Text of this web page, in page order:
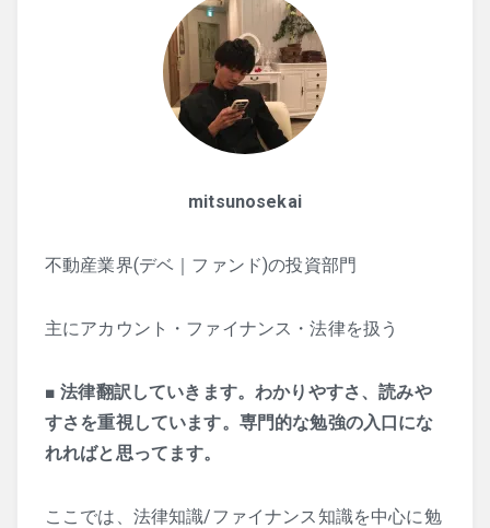
mitsunosekai
不動産業界(デベ｜ファンド)の投資部門
主にアカウント・ファイナンス・法律を扱う
■法律翻訳していきます。わかりやすさ、読みや
すさを重視しています。専門的な勉強の入口にな
れればと思ってます。
ここでは、法律知識/ファイナンス知識を中心に勉